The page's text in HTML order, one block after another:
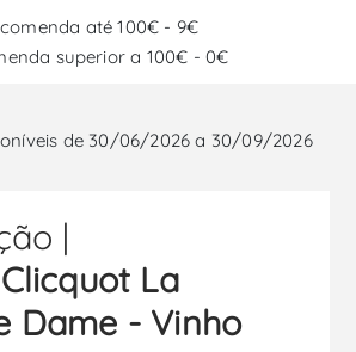
até 100€ - 9€
superior a 100€ - 0€
de 30/06/2026 a 30/09/2026
|
La
Dame - Vinho